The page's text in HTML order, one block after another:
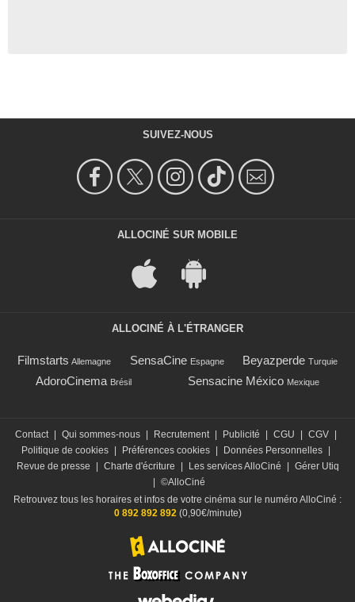
SUIVEZ-NOUS
ALLOCINÉ SUR MOBILE
ALLOCINÉ À L'ÉTRANGER
Filmstarts Allemagne SensaCine Espagne Beyazperde Turquie
AdoroCinema Brésil Sensacine México Mexique
Contact | Qui sommes-nous | Recrutement | Publicité | CGU | CGV |
Politique de cookies | Préférences cookies | Données Personnelles |
Revue de presse
| Charte d'écriture | Les services AlloCiné | Gérer Utiq
| ©AlloCiné
Retrouvez tous les horaires et infos de votre cinéma sur le numéro AlloCiné :
0 892 892 892 (0,90€/minute)